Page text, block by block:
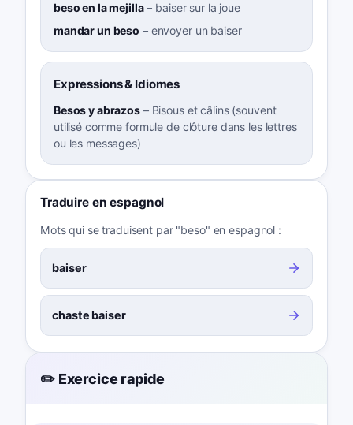
beso en la mejilla– baiser sur la joue
mandar un beso – envoyer un baiser
Expressions & Idiomes
Besos y abrazos – Bisous et câlins (souvent
utilisé comme formule de clôture dans les lettres
ou les messages)
Traduire en espagnol
Mots qui se traduisent par "beso" en espagnol :
baiser
chaste baiser
✏️ Exercice rapide